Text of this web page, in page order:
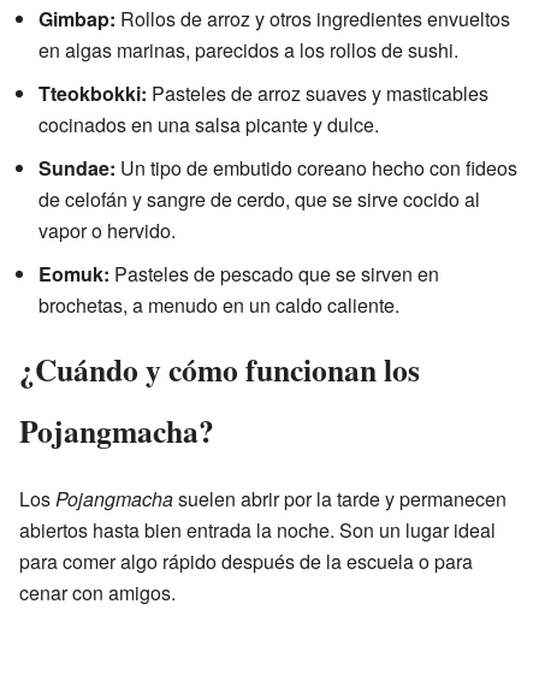
Gimbap: Rollos de arroz y otros ingredientes envueltos
en algas marinas, parecidos a los rollos de sushi.
Tteokbokki: Pasteles de arroz suaves y masticables
cocinados en una salsa picante y dulce.
Sundae: Un tipo de embutido coreano hecho con fideos
de celofán y sangre de cerdo, que se sirve cocido al
vapor o hervido.
Eomuk: Pasteles de pescado que se sirven en
brochetas, a menudo en un caldo caliente.
¿Cuándo y cómo funcionan los
Pojangmacha?
LosPojangmachasuelen abrir por la tarde y permanecen
abiertos hasta bien entrada la noche. Son un lugar ideal
para comer algo rápido después de la escuela o para
cenar con amigos.